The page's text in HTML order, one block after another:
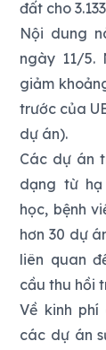
đất cho
Nội dung
ngày 11/5.
giảm
trước của
dự án).
Các dự án
dạng từ
học, bệnh
hơn 30 dự
liên quan
cầu thu hồi
Về kinh
các dự án